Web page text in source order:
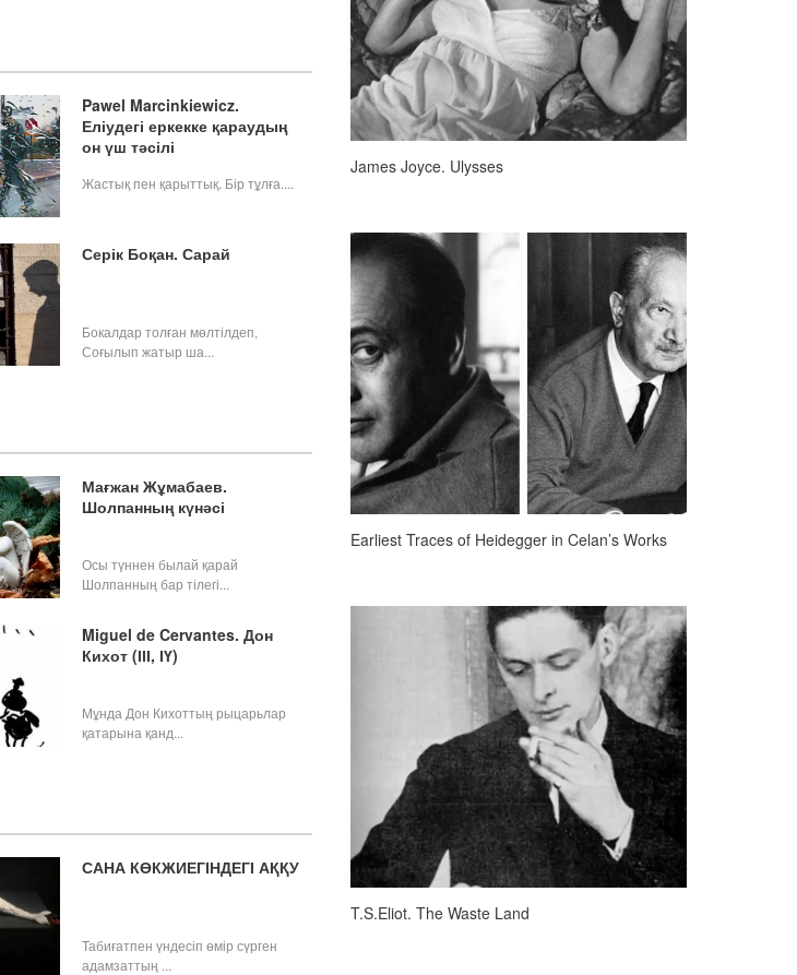
Pawel Marcinkiewicz.
Еліудегі еркекке қараудың
он үш тәсілі
Жастық пен қарыттық. Бір тұлға....
Серік Боқан. Сарай
Бокалдар толған мөлтілдеп,
Соғылып жатыр ша...
Мағжан Жұмабаев.
Шолпанның күнәсі
Осы түннен былай қарай
Шолпанның бар тілегі...
Miguel de Cervantes. Дон
Кихот (ІІІ, ІҮ)
Мұнда Дон Кихоттың рыцарьлар
қатарына қанд...
САНА КӨКЖИЕГІНДЕГІ АҚҚУ
Табиғатпен үндесіп өмір сүрген
адамзаттың ...
James Joyce. Ulysses
Earliest Traces of Heidegger in Celan’s Works
T.S.Eliot. The Waste Land